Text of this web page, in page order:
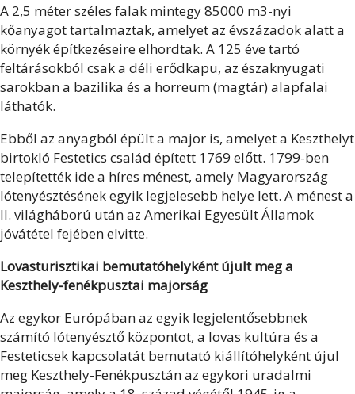
A 2,5 méter széles falak mintegy 85000 m3-nyi
kőanyagot tartalmaztak, amelyet az évszázadok alatt a
környék építkezéseire elhordtak. A 125 éve tartó
feltárásokból csak a déli erődkapu, az északnyugati
sarokban a bazilika és a horreum (magtár) alapfalai
láthatók.
Ebből az anyagból épült a major is, amelyet a Keszthelyt
birtokló Festetics család épített 1769 előtt. 1799-ben
telepítették ide a híres ménest, amely Magyarország
lótenyésztésének egyik legjelesebb helye lett. A ménest a
II. világháború után az Amerikai Egyesült Államok
jóvátétel fejében elvitte.
Lovasturisztikai bemutatóhelyként újult meg a
Keszthely-fenékpusztai majorság
Az egykor Európában az egyik legjelentősebbnek
számító lótenyésztő központot, a lovas kultúra és a
Festeticsek kapcsolatát bemutató kiállítóhelyként újul
meg Keszthely-Fenékpusztán az egykori uradalmi